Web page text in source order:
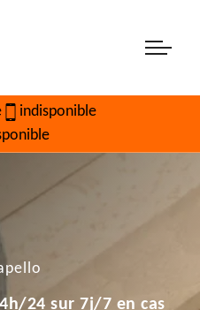
indisponible
24 sur 7j/7 en cas